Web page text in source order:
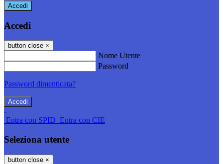
Accedi
Accedi
button close ×
Nome Utente
Password
Password dimenticata?
-
Entra con SPID Entra con CIE
Seleziona utente
button close ×